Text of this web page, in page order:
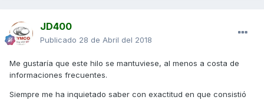
JD400
Publicado 28 de Abril del 2018
Me gustaría que este hilo se mantuviese, al menos a costa de
informaciones frecuentes.
Siempre me ha inquietado saber con exactitud en que consistió